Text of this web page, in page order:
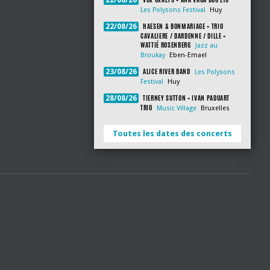
Les Polysons Festival Huy
22/08/26
HAESEN & BONMARIAGE + TRIO
CAVALIERE / DARDENNE / DILLE +
WATTIÉ ROSENBERG
Jazz au
Broukay
Eben-Emael
23/08/26 ALICE RIVER BAND
Les Polysons
Festival
Huy
28/08/26
TIERNEY SUTTON + IVAN PADUART
TRIO
Music Village Bruxelles
Toutes les dates des concerts